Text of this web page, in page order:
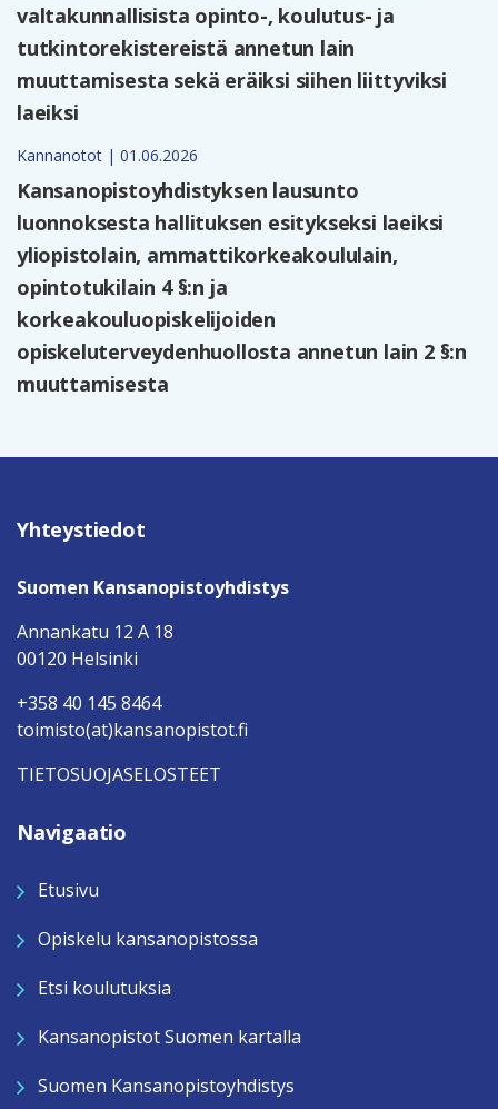
valtakunnallisista opinto-, koulutus- ja
tutkintorekistereistä annetun lain
muuttamisesta sekä eräiksi siihen liittyviksi
laeiksi
Kannanotot | 01.06.2026
Kansanopistoyhdistyksen lausunto
luonnoksesta hallituksen esitykseksi laeiksi
yliopistolain, ammattikorkeakoululain,
opintotukilain 4 §:n ja
korkeakouluopiskelijoiden
opiskeluterveydenhuollosta annetun lain 2 §:n
muuttamisesta
Yhteystiedot
Suomen Kansanopistoyhdistys
Annankatu 12 A 18
00120 Helsinki
+358 40 145 8464
toimisto(at)kansanopistot.fi
TIETOSUOJASELOSTEET
Navigaatio
Etusivu
Opiskelu kansanopistossa
Etsi koulutuksia
Kansanopistot Suomen kartalla
Suomen Kansanopistoyhdistys